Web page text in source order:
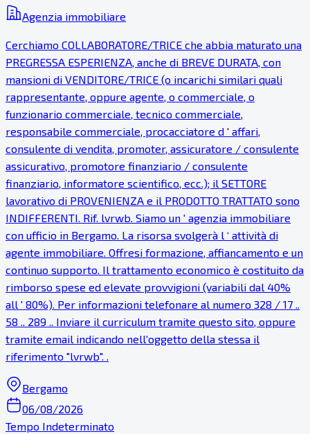
Agenzia immobiliare
Cerchiamo COLLABORATORE/TRICE che abbia maturato una
PREGRESSA ESPERIENZA, anche di BREVE DURATA, con
mansioni di VENDITORE/TRICE (o incarichi similari quali
rappresentante, oppure agente, o commerciale, o
funzionario commerciale, tecnico commerciale,
responsabile commerciale, procacciatore d ' affari,
consulente di vendita, promoter, assicuratore / consulente
assicurativo, promotore finanziario / consulente
finanziario, informatore scientifico, ecc.); il SETTORE
lavorativo di PROVENIENZA e il PRODOTTO TRATTATO sono
INDIFFERENTI. Rif. lvrwb. Siamo un ' agenzia immobiliare
con ufficio in Bergamo. La risorsa svolgerà l ‘ attività di
agente immobiliare. Offresi formazione, affiancamento e un
continuo supporto. Il trattamento economico è costituito da
rimborso spese ed elevate provvigioni (variabili dal 40%
all ' 80%). Per informazioni telefonare al numero 328 / 17 ..
58 .. 289 .. Inviare il curriculum tramite questo sito, oppure
tramite email indicando nell'oggetto della stessa il
riferimento "lvrwb". .
Bergamo
06/08/2026
Tempo Indeterminato